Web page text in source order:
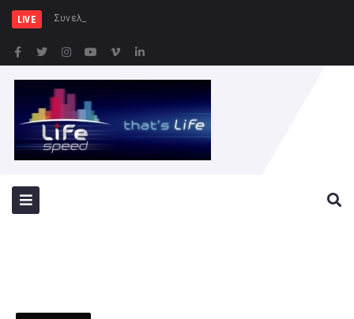
LIVE Συνελήφθησαν -3- άτομα για κ